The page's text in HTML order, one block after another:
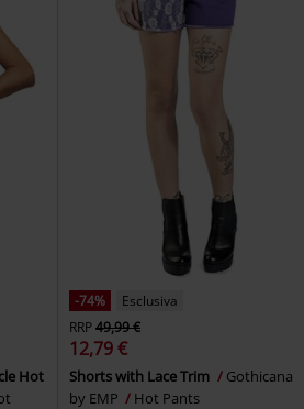
Hot
-74%
Esclusiva
RRP49,99 €
12,79 €
Shorts with Lace Trim
Gothicana
by EMP
Hot Pants